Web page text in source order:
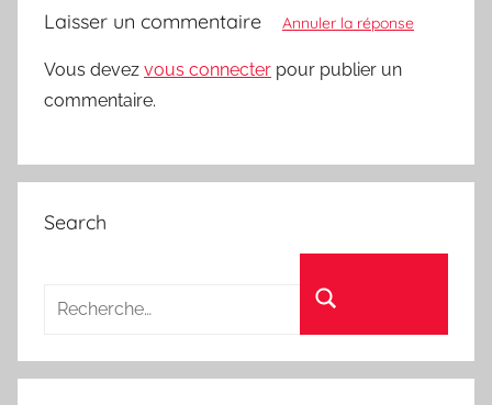
Laisser un commentaire Annuler la réponse
Vous devez vous connecter pour publier un
commentaire.
Search